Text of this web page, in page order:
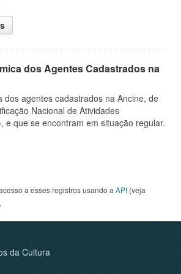
dos Agentes Cadastrados na
dos agentes cadastrados na Ancine, de
Nacional de Atividades
e que se encontram em situação regular.
a esses registros usando a API (veja
da Cultura